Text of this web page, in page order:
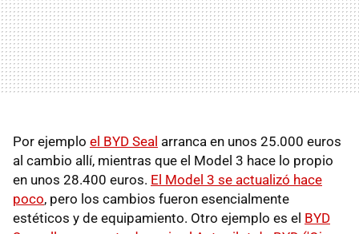
Por ejemplo el BYD Seal arranca en unos 25.000 euros
al cambio allí, mientras que el Model 3 hace lo propio
en unos 28.400 euros. El Model 3 se actualizó hace
poco, pero los cambios fueron esencialmente
estéticos y de equipamiento. Otro ejemplo es el BYD